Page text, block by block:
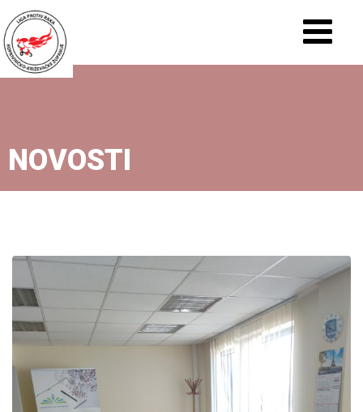
NOVOSTI